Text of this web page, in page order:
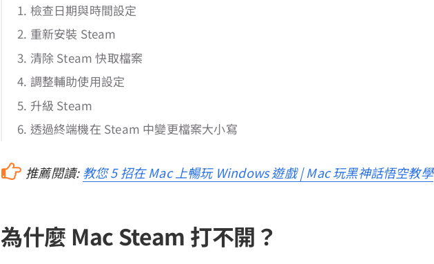
1. 檢查日期與時間設定
2. 重新安裝 Steam
3. 清除 Steam 快取檔案
4. 調整輔助使用設定
5. 升級 Steam
6. 透過終端機在 Steam 中變更檔案大小寫
推薦閱讀: 教您 5 招在 Mac 上暢玩 Windows 遊戲 | Mac 玩黑神話悟空教學
為什麼 Mac Steam 打不開？